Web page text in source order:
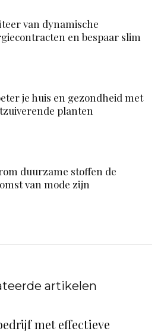
van dynamische
en bespaar slim
je huis en gezondheid met
planten
duurzame stoffen de
van mode zijn
artikelen
met effectieve